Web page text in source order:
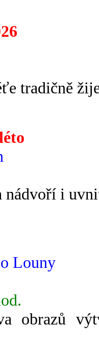
tradičně
nádvoří i
Louny
obrazů